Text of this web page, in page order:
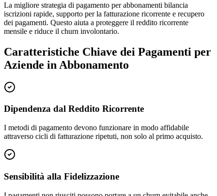
La migliore strategia di pagamento per abbonamenti bilancia
iscrizioni rapide, supporto per la fatturazione ricorrente e recupero
dei pagamenti. Questo aiuta a proteggere il reddito ricorrente
mensile e riduce il churn involontario.
Caratteristiche Chiave dei Pagamenti per
Aziende in Abbonamento
Dipendenza dal Reddito Ricorrente
I metodi di pagamento devono funzionare in modo affidabile
attraverso cicli di fatturazione ripetuti, non solo al primo acquisto.
Sensibilità alla Fidelizzazione